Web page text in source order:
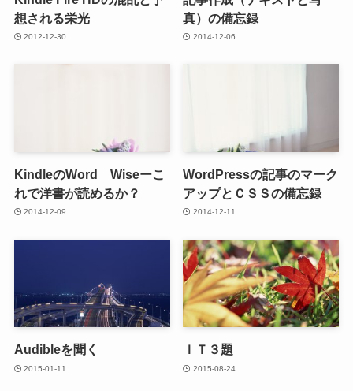
想される栄光
2012-12-30
真）の備忘録
2014-12-06
KindleのWord Wiseーこ
れで洋書が読めるか？
2014-12-09
WordPressの記事のマーク
アップとＣＳＳの備忘録
2014-12-11
Audibleを聞く
2015-01-11
ＩＴ３題
2015-08-24